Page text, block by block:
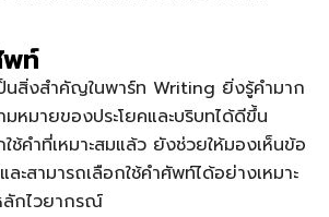
พท์
นสิ่งสำคัญในพาร์ท Writing ยิ่งรู้คำมาก
มหมายของประโยคและบริบทได้ดีขึ้น
ช้คำที่เหมาะสมแล้ว ยังช่วยให้มองเห็นข้อ
ะสามารถเลือกใช้คำศัพท์ได้อย่างเหมาะ
กไวยากรณ์